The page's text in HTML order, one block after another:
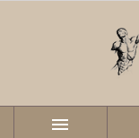
